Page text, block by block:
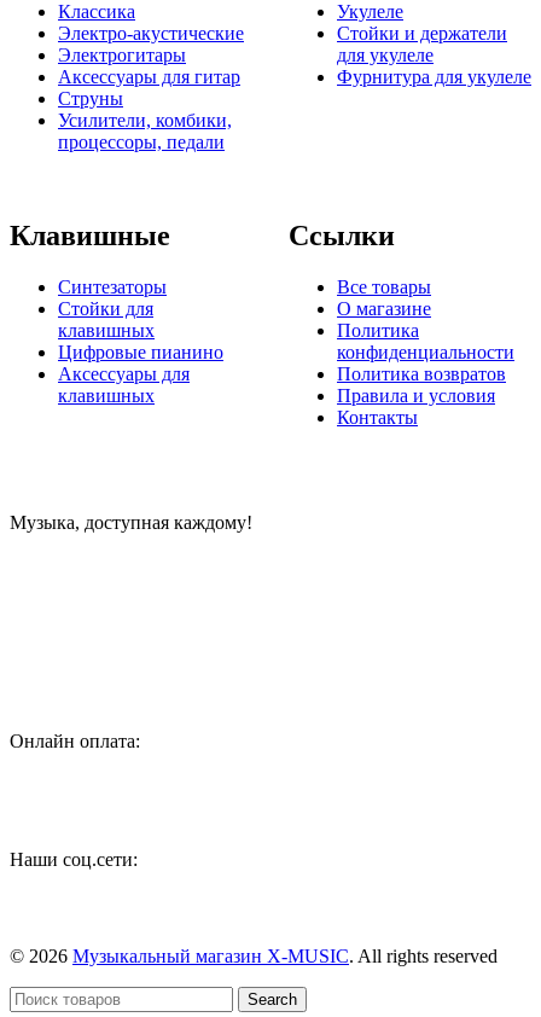
Классика
Электро-акустические
Электрогитары
Аксессуары для гитар
Струны
Усилители, комбики,
процессоры, педали
Укулеле
Стойки и держатели
для укулеле
Фурнитура для укулеле
Клавишные
Синтезаторы
Стойки для
клавишных
Цифровые пианино
Аксессуары для
клавишных
Ссылки
Все товары
О магазине
Политика
конфиденциальности
Политика возвратов
Правила и условия
Контакты
Музыка, доступная каждому!
Онлайн оплата:
Наши соц.сети:
© 2026 Музыкальный магазин X-MUSIC. All rights reserved
Search